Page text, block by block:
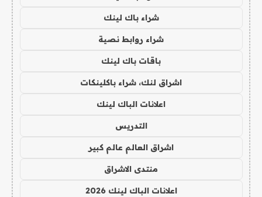
شراء باك لينك
شراء روابط نصية
باقات باك لينك
اشراق لنك، شراء باكلينكات
اعلانات الباك لينك
التدريس
اشراق العالم عالم كبير
منتدى الاشراق
اعلانات الباك لينك 2026